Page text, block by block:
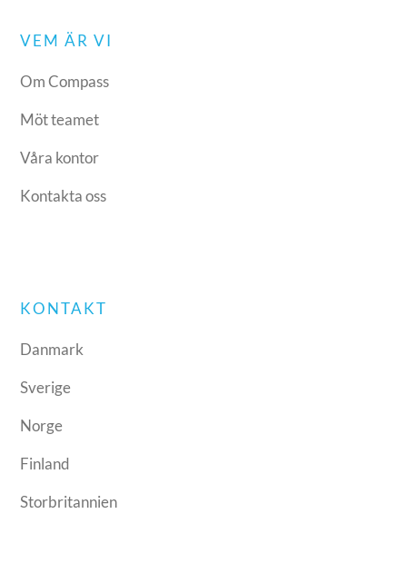
VEM ÄR VI
Om Compass
Möt teamet
Våra kontor
Kontakta oss
KONTAKT
Danmark
Sverige
Norge
Finland
Storbritannien